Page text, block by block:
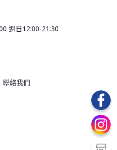
週日12:00-21:30
聯絡我們